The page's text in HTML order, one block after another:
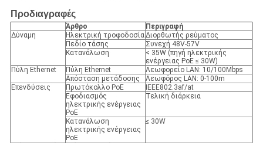
Προδιαγραφές
Άρθρο
Περιγραφή
Δύναμη
Ηλεκτρική τροφοδοσίαΔιορθωτής ρεύματος
Πεδίο τάσης
Συνεχή 48V-57V
Κατανάλωση
< 35W (πηγή ηλεκτρικής
ενέργειας PoE ≤ 30W)
Πύλη Ethernet
Πύλη Ethernet
Λεωφορείο LAN: 10/100Mbps
Απόσταση μετάδοσης
Λεωφόρος LAN: 0-100m
Επενδύσεις
Πρωτόκολλο PoE
IEEE802.3af/at
Εφοδιασμός
ηλεκτρικής ενέργειας
PoE
Τελική διάρκεια
Κατανάλωση
ηλεκτρικής ενέργειας
PoE
≤ 30W